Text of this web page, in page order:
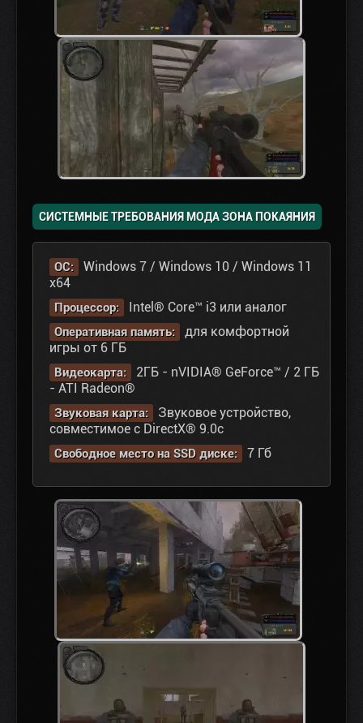
СИСТЕМНЫЕ ТРЕБОВАНИЯ МОДА ЗОНА ПОКАЯНИЯ
ОС:
Windows 7 / Windows 10 / Windows 11
x64
Процессор: Intel® Core™ i3 или аналог
Оперативная память:
для комфортной
игры от 6 ГБ
Видеокарта:
2ГБ - nVIDIA® GeForce™ / 2 ГБ
- ATI Radeon®
Звуковая карта:
Звуковое устройство,
совместимое с DirectX® 9.0с
Свободное место на SSD диске: 7 Гб